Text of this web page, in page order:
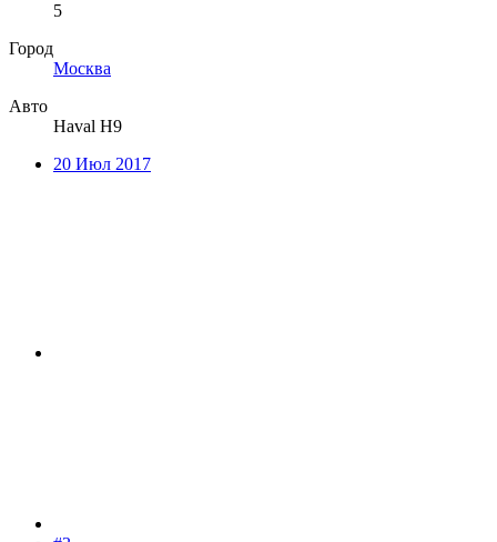
5
Город
Москва
Авто
Haval H9
20 Июл 2017